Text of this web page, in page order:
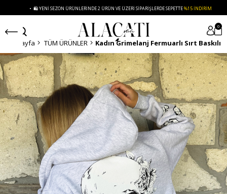
• 🛍️ YENI SEZON ÜRÜNLERINDE 2 ÜRÜN VE ÜZERI SIPARIŞLERDE SEPETTE%15 İNDIRIM
0
Anasayfa TÜM ÜRÜNLER